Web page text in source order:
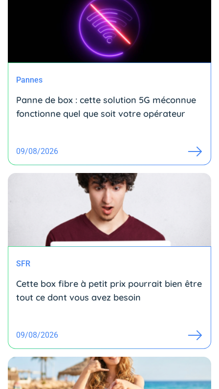
Pannes
Panne de box : cette solution 5G méconnue
fonctionne quel que soit votre opérateur
09/08/2026
SFR
Cette box fibre à petit prix pourrait bien être
tout ce dont vous avez besoin
09/08/2026